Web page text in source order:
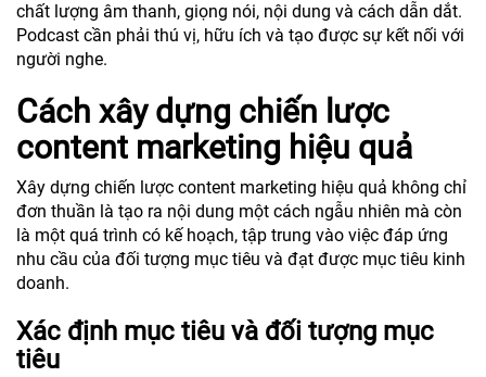
chất lượng âm thanh, giọng nói, nội dung và cách dẫn dắt.
Podcast cần phải thú vị, hữu ích và tạo được sự kết nối với
người nghe.
Cách xây dựng chiến lược
content marketing hiệu quả
Xây dựng chiến lược content marketing hiệu quả không chỉ
đơn thuần là tạo ra nội dung một cách ngẫu nhiên mà còn
là một quá trình có kế hoạch, tập trung vào việc đáp ứng
nhu cầu của đối tượng mục tiêu và đạt được mục tiêu kinh
doanh.
Xác định mục tiêu và đối tượng mục
tiêu